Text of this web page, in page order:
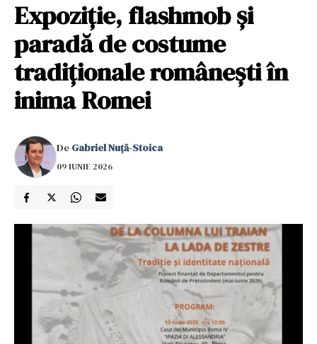
Expoziție, flashmob și
paradă de costume
tradiționale românești în
inima Romei
De Gabriel Nuță-Stoica
09 IUNIE 2026